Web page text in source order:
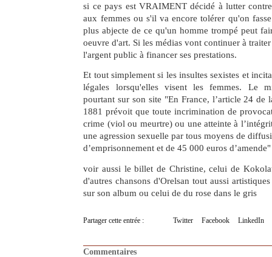
si ce pays est VRAIMENT décidé à lutter
aux femmes ou s'il va encore tolérer qu'on
plus abjecte de ce qu'un homme trompé peut
oeuvre d'art. Si les médias vont continuer à
l'argent public à financer ses prestations.
Et tout simplement si les insultes sexistes et
légales lorsqu'elles visent les femmes. Le
pourtant sur son site "En France, l’article 24 de
1881 prévoit que toute incrimination de
crime (viol ou meurtre) ou une atteinte à
une agression sexuelle par tous moyens de
d’emprisonnement et de 45 000 euros d’amende"
voir aussi le billet de Christine, celui de
d'autres chansons d'Orelsan tout aussi
sur son album ou celui de du rose dans le gris
Partager cette entrée : Twitter Facebook LinkedIn
Commentaires